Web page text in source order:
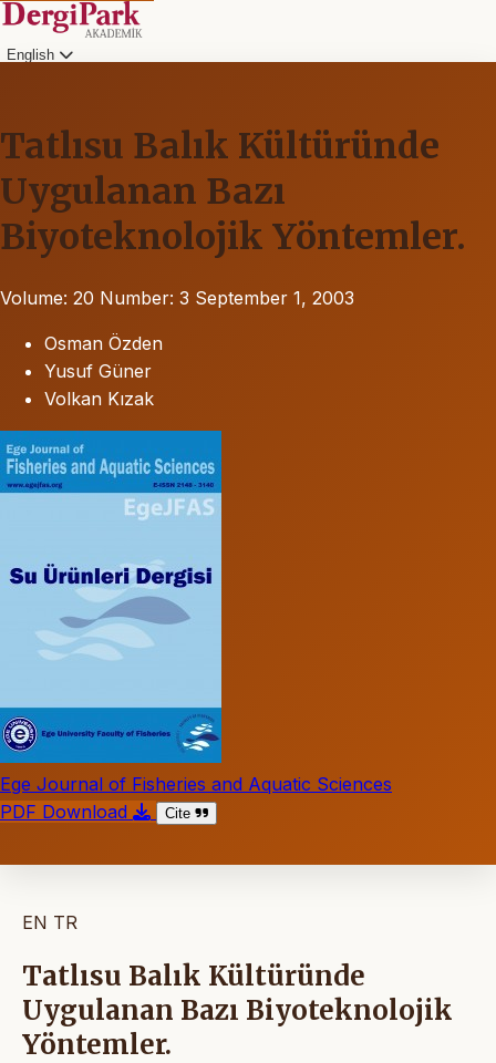
English
Tatlısu Balık Kültüründe
Uygulanan Bazı
Biyoteknolojik Yöntemler.
Volume: 20 Number: 3 September 1, 2003
Osman Özden
Yusuf Güner
Volkan Kızak
Ege Journal of Fisheries and Aquatic Sciences
PDF Download
Cite
EN TR
Tatlısu Balık Kültüründe
Uygulanan Bazı Biyoteknolojik
Yöntemler.